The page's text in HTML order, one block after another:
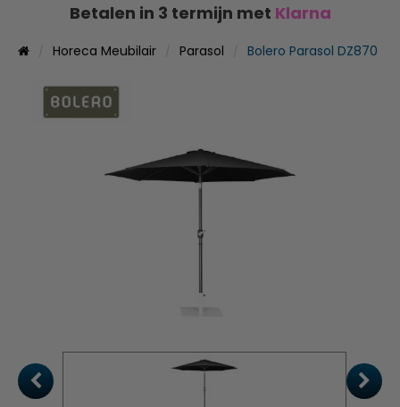
Betalen in 3 termijn met Klarna
Horeca Meubilair Parasol Bolero Parasol DZ870